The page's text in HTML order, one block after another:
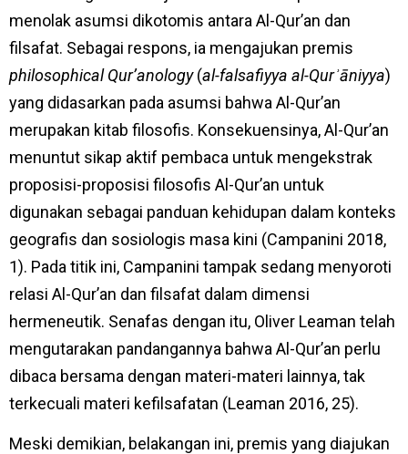
menolak asumsi dikotomis antara Al-Qur’an dan
filsafat. Sebagai respons, ia mengajukan premis
philosophical Qur’anology(al-falsafiyya al-Qurʾāniyya)
yang didasarkan pada asumsi bahwa Al-Qur’an
merupakan kitab filosofis. Konsekuensinya, Al-Qur’an
menuntut sikap aktif pembaca untuk mengekstrak
proposisi-proposisi filosofis Al-Qur’an untuk
digunakan sebagai panduan kehidupan dalam konteks
geografis dan sosiologis masa kini (Campanini 2018,
1). Pada titik ini, Campanini tampak sedang menyoroti
relasi Al-Qur’an dan filsafat dalam dimensi
hermeneutik. Senafas dengan itu, Oliver Leaman telah
mengutarakan pandangannya bahwa Al-Qur’an perlu
dibaca bersama dengan materi-materi lainnya, tak
terkecuali materi kefilsafatan (Leaman 2016, 25).
Meski demikian, belakangan ini, premis yang diajukan